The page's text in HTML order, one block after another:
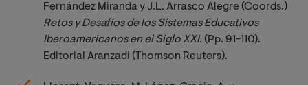
Fernández Miranda y J.L. Arrasco Alegre (Coords.)
Retos y Desafíos de los Sistemas Educativos
Iberoamericanos en el Siglo XXI. (Pp. 91-110).
Editorial Aranzadi (Thomson Reuters).